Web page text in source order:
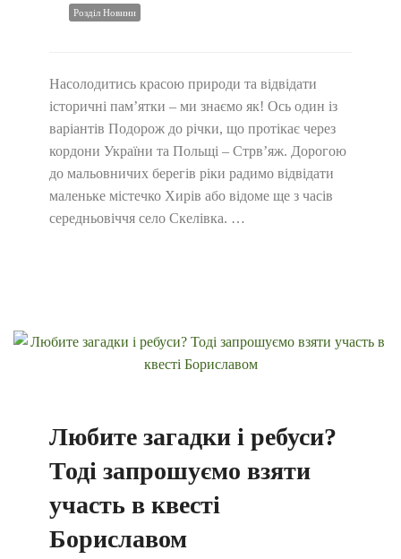
Розділ Новини
Насолодитись красою природи та відвідати
історичні пам’ятки – ми знаємо як! Ось один із
варіантів Подорож до річки, що протікає через
кордони України та Польщі – Стрв’яж. Дорогою
до мальовничих берегів ріки радимо відвідати
маленьке містечко Хирів або відоме ще з часів
середньовіччя село Скелівка. …
Любите загадки і ребуси?
Тоді запрошуємо взяти
участь в квесті
Бориславом